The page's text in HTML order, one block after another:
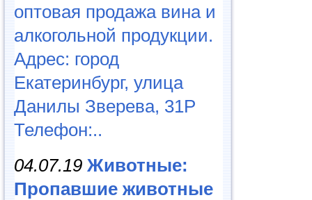
оптовая продажа вина и
алкогольной продукции.
Адрес: город
Екатеринбург, улица
Данилы Зверева, 31Р
Телефон:..
04.07.19 Животные:
Пропавшие животные